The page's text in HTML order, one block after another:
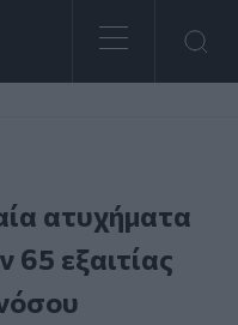
ατυχήματα
εξαιτίας